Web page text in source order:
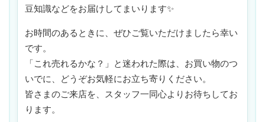
豆知識などをお届けしてまいります✨
お時間のあるときに、ぜひご覧いただけましたら幸い
です。
「これ売れるかな？」と迷われた際は、お買い物のつ
いでに、どうぞお気軽にお立ち寄りください。
皆さまのご来店を、スタッフ一同心よりお待ちしてお
ります。